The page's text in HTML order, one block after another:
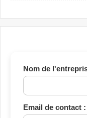
Nom de
Email de contact :